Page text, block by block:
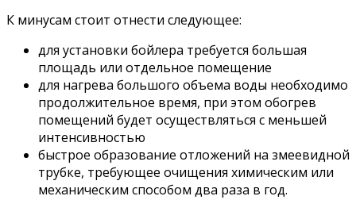
К минусам стоит отнести следующее:
для установки бойлера требуется большая
площадь или отдельное помещение
для нагрева большого объема воды необходимо
продолжительное время, при этом обогрев
помещений будет осуществляться с меньшей
интенсивностью
быстрое образование отложений на змеевидной
трубке, требующее очищения химическим или
механическим способом два раза в год.